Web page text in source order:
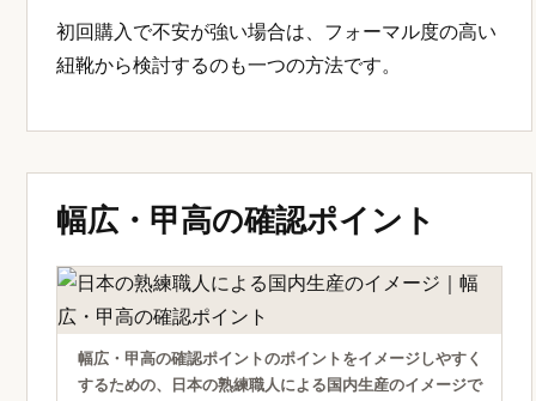
初回購入で不安が強い場合は、フォーマル度の高い
紐靴から検討するのも一つの方法です。
幅広・甲高の確認ポイント
幅広・甲高の確認ポイントのポイントをイメージしやすく
するための、日本の熟練職人による国内生産のイメージで